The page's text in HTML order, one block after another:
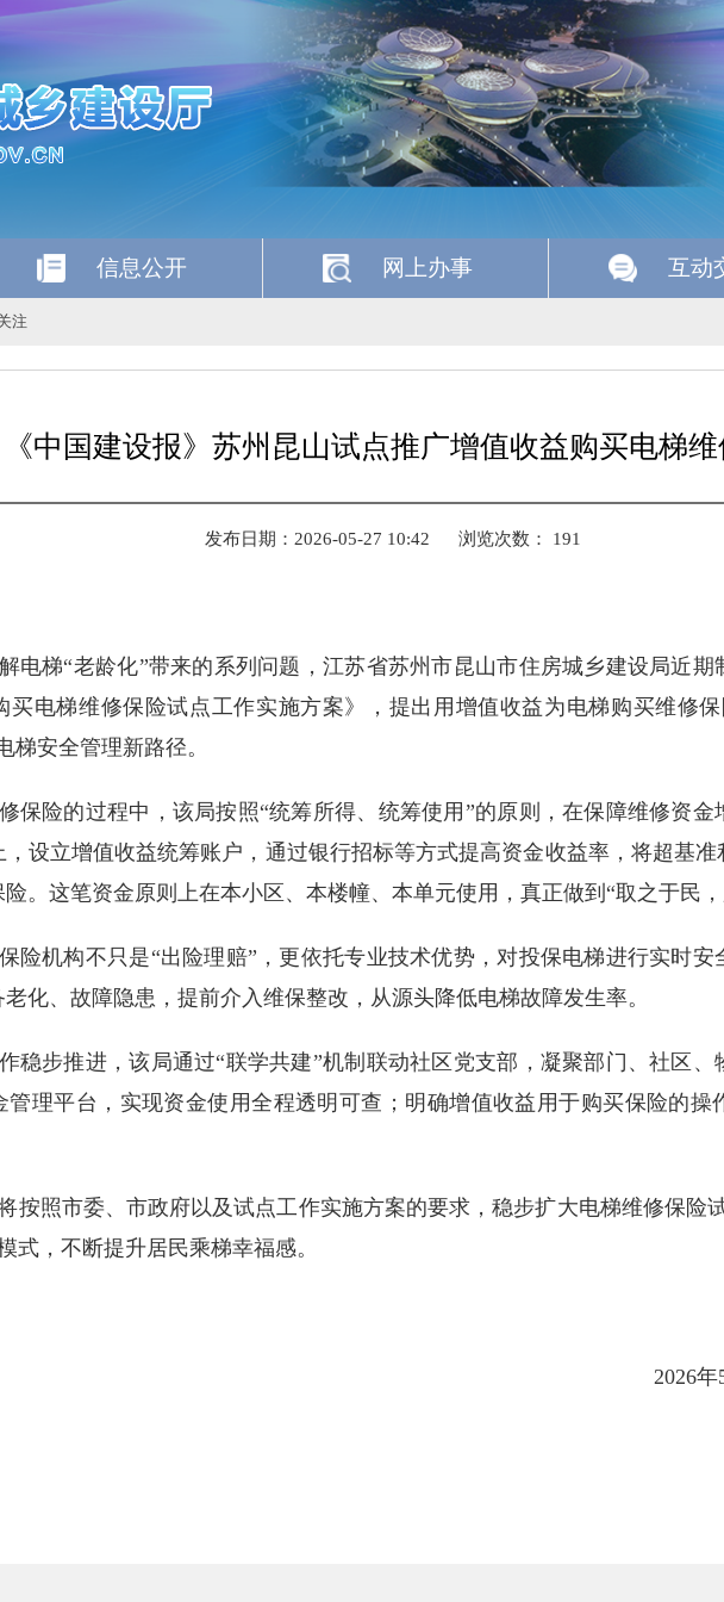
信息公开 网上办事 互动
注
《中国建设报》苏州昆山试点推广增值收益购买电梯
发布日期：2026-05-27 10:42 浏览次数： 191
梯“老龄化”带来的系列问题，江苏省苏州市昆山市住房城乡建设局近期
买电梯维修保险试点工作实施方案》，提出用增值收益为电梯购买维修保
梯安全管理新路径。
保险的过程中，该局按照“统筹所得、统筹使用”的原则，在保障维修资
设立增值收益统筹账户，通过银行招标等方式提高资金收益率，将超基
。这笔资金原则上在本小区、本楼幢、本单元使用，真正做到“取之于民，
险机构不只是“出险理赔”，更依托专业技术优势，对投保电梯进行实时
化、故障隐患，提前介入维保整改，从源头降低电梯故障发生率。
稳步推进，该局通过“联学共建”机制联动社区党支部，凝聚部门、社区、
管理平台，实现资金使用全程透明可查；明确增值收益用于购买保险的操
按照市委、市政府以及试点工作实施方案的要求，稳步扩大电梯维修保险
式，不断提升居民乘梯幸福感。
2026年